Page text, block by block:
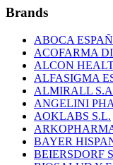
Brands
ABOCA
ACOFARMA
ALCON
ALFASIGMA
ALMIRALL
ANGELINI
AOKLABS S.L.
BAYER
BEIERSDORF